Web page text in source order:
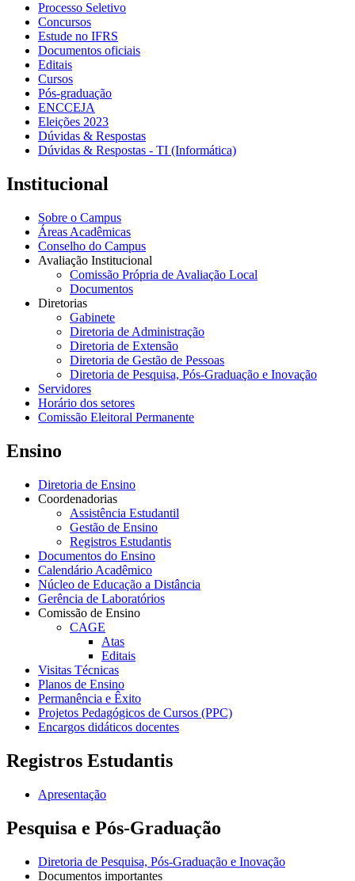
Processo Seletivo
Concursos
Estude no IFRS
Documentos oficiais
Editais
Cursos
Pós-graduação
ENCCEJA
Eleições 2023
Dúvidas & Respostas
Dúvidas & Respostas - TI (Informática)
Institucional
Sobre o Campus
Áreas Acadêmicas
Conselho do Campus
Avaliação Institucional
Comissão Própria de Avaliação Local
Documentos
Diretorias
Gabinete
Diretoria de Administração
Diretoria de Extensão
Diretoria de Gestão de Pessoas
Diretoria de Pesquisa, Pós-Graduação e Inovação
Servidores
Horário dos setores
Comissão Eleitoral Permanente
Ensino
Diretoria de Ensino
Coordenadorias
Assistência Estudantil
Gestão de Ensino
Registros Estudantis
Documentos do Ensino
Calendário Acadêmico
Núcleo de Educação a Distância
Gerência de Laboratórios
Comissão de Ensino
CAGE
Atas
Editais
Visitas Técnicas
Planos de Ensino
Permanência e Êxito
Projetos Pedagógicos de Cursos (PPC)
Encargos didáticos docentes
Registros Estudantis
Apresentação
Pesquisa e Pós-Graduação
Diretoria de Pesquisa, Pós-Graduação e Inovação
Documentos importantes